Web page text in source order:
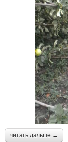
читать дальше →